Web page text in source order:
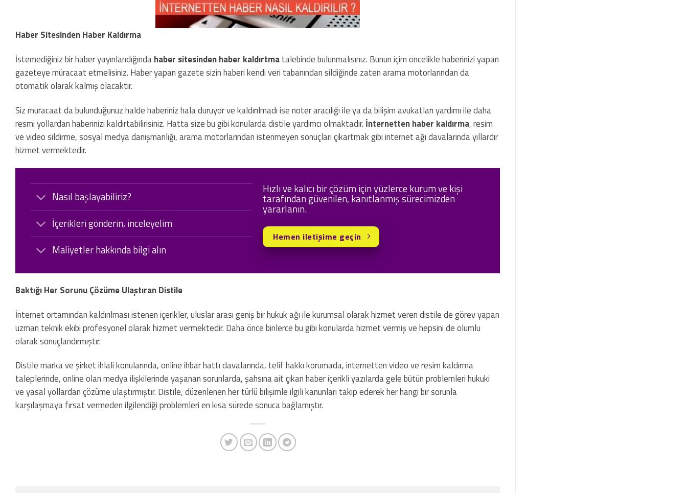
Haber Sitesinden Haber Kaldırma
İstemediğiniz bir haber yayınlandığındahaber sitesinden haber kaldırtmatalebinde bulunmalısınız. Bunun içim öncelikle haberinizi yapan
gazeteye müracaat etmelisiniz. Haber yapan gazete sizin haberi kendi veri tabanından sildiğinde zaten arama motorlarından da
otomatik olarak kalmış olacaktır.
Siz müracaat da bulunduğunuz halde haberiniz hala duruyor ve kaldırılmadı ise noter aracılığı ile ya da bilişim avukatları yardımı ile daha
resmi yollardan haberinizi kaldırtabilirisiniz. Hatta size bu gibi konularda distile yardımcı olmaktadır. İnternetten haber kaldırma, resim
ve video sildirme, sosyal medya danışmanlığı, arama motorlarından istenmeyen sonuçları çıkartmak gibi internet ağı davalarında yıllardır
hizmet vermektedir.
Nasıl başlayabiliriz?
İçerikleri gönderin, inceleyelim
Maliyetler hakkında bilgi alın
Hızlı ve kalıcı bir çözüm için yüzlerce kurum ve kişi
tarafından güvenilen, kanıtlanmış sürecimizden
yararlanın.
Hemen iletişime geçin
Baktığı Her Sorunu Çözüme Ulaştıran Distile
İnternet ortamından kaldırılması istenen içerikler, uluslar arası geniş bir hukuk ağı ile kurumsal olarak hizmet veren distile de görev yapan
uzman teknik ekibi profesyonel olarak hizmet vermektedir. Daha önce binlerce bu gibi konularda hizmet vermiş ve hepsini de olumlu
olarak sonuçlandırmıştır.
Distile marka ve şirket ihlali konularında, online ihbar hattı davalarında, telif hakkı korumada, internetten video ve resim kaldırma
taleplerinde, online olan medya ilişkilerinde yaşanan sorunlarda, şahsına ait çıkan haber içerikli yazılarda gele bütün problemleri hukuki
ve yasal yollardan çözüme ulaştırmıştır. Distile, düzenlenen her türlü bilişimle ilgili kanunları takip ederek her hangi bir sorunla
karşılaşmaya fırsat vermeden ilgilendiği problemleri en kısa sürede sonuca bağlamıştır.